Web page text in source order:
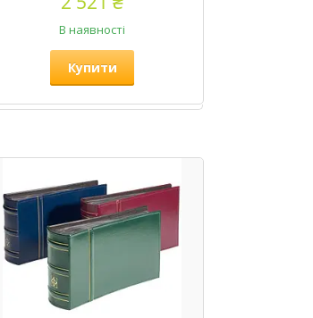
В наявності
Купити